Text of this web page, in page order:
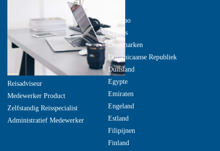
Reisadviseur
Medewerker Product
Zelfstandig Reisspecialist
Administratief Medewerker
Curacao
Cyprus
Denemarken
Dominicaanse Republiek
Duitsland
Egypte
Emiraten
Engeland
Estland
Filipijnen
Finland